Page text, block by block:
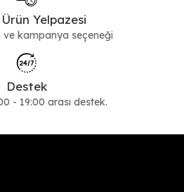
Yelpazesi
ve kampanya seçeneği
Destek
- 19:00 arası destek.